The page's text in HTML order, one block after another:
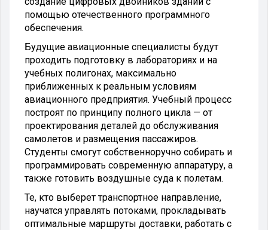
помощью отечественного программного
обеспечения.
Будущие авиационные специалисты будут
проходить подготовку в лабораториях и на
учебных полигонах, максимально
приближенных к реальным условиям
авиационного предприятия. Учебный процесс
построят по принципу полного цикла — от
проектирования деталей до обслуживания
самолетов и размещения пассажиров.
Студенты смогут собственноручно собирать и
программировать современную аппаратуру, а
также готовить воздушные суда к полетам.
Те, кто выберет транспортное направление,
научатся управлять потоками, прокладывать
оптимальные маршруты доставки, работать с